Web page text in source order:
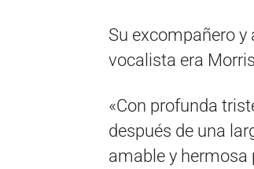
Su excompañero
vocalista era
«Con profunda
después de una
amable y hermosa